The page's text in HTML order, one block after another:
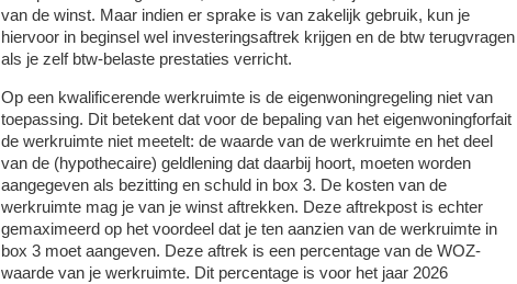
van de winst. Maar indien er sprake is van zakelijk gebruik, kun je
hiervoor in beginsel wel investeringsaftrek krijgen en de btw terugvragen
als je zelf btw-belaste prestaties verricht.
Op een kwalificerende werkruimte is de eigenwoningregeling niet van
toepassing. Dit betekent dat voor de bepaling van het eigenwoningforfait
de werkruimte niet meetelt: de waarde van de werkruimte en het deel
van de (hypothecaire) geldlening dat daarbij hoort, moeten worden
aangegeven als bezitting en schuld in box 3. De kosten van de
werkruimte mag je van je winst aftrekken. Deze aftrekpost is echter
gemaximeerd op het voordeel dat je ten aanzien van de werkruimte in
box 3 moet aangeven. Deze aftrek is een percentage van de WOZ-
waarde van je werkruimte. Dit percentage is voor het jaar 2026